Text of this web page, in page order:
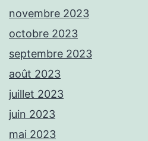
novembre 2023
octobre 2023
septembre 2023
août 2023
juillet 2023
juin 2023
mai 2023